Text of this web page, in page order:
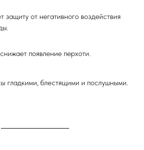
защиту от негативного воздействия
появление перхоти.
гладкими, блестящими и послушными.